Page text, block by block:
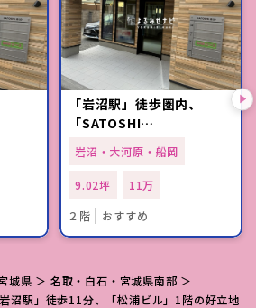
「岩沼駅」徒歩圏内、
「SATOSHI…
岩沼・大河原・船岡
9.02坪
11万
２階
おすすめ
城県 ＞ 名取・白石・宮城県南部 ＞
沼駅」徒歩11分、「松浦ビル」1階の好立地